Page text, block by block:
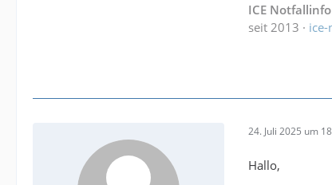
ICE Notfallinfo
seit 2013 ·
24. Juli 2025 um
Hallo,